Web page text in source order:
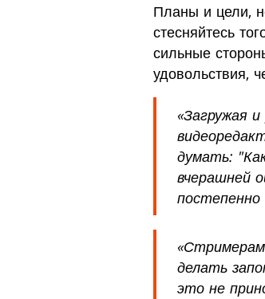
Планы и цели,
стесняйтесь
сильные
удовольствия,
«Загружая
думать:
вчерашней
делать
это не